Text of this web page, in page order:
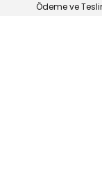
Ödeme ve